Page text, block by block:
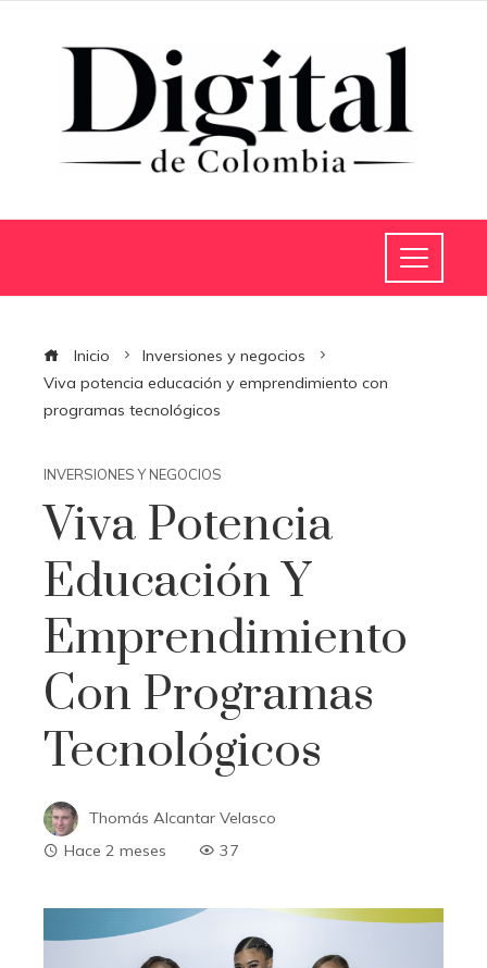
Inicio
Inversiones y negocios
Viva potencia educación y emprendimiento con
programas tecnológicos
INVERSIONES Y NEGOCIOS
Viva Potencia
Educación Y
Emprendimiento
Con Programas
Tecnológicos
Thomás Alcantar Velasco
Hace 2 meses
37